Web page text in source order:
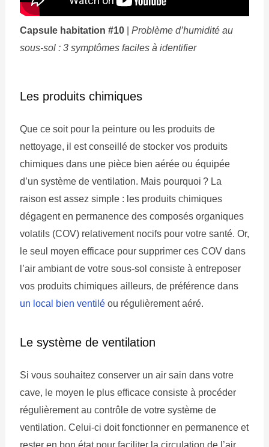
Capsule habitation #10| Problème d’humidité au
sous-sol : 3 symptômes faciles à identifier
Les produits chimiques
Que ce soit pour la peinture ou les produits de
nettoyage, il est conseillé de stocker vos produits
chimiques dans une pièce bien aérée ou équipée
d’un système de ventilation. Mais pourquoi ? La
raison est assez simple : les produits chimiques
dégagent en permanence des composés organiques
volatils (COV) relativement nocifs pour votre santé. Or,
le seul moyen efficace pour supprimer ces COV dans
l’air ambiant de votre sous-sol consiste à entreposer
vos produits chimiques ailleurs, de préférence dans
un local bien ventilé ou régulièrement aéré.
Le système de ventilation
Si vous souhaitez conserver un air sain dans votre
cave, le moyen le plus efficace consiste à procéder
régulièrement au contrôle de votre système de
ventilation. Celui-ci doit fonctionner en permanence et
rester en bon état pour faciliter la circulation de l’air